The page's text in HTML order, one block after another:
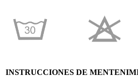
INSTRUCCIONES DE